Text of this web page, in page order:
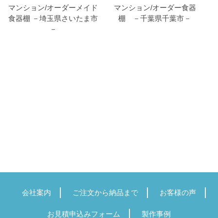
マンション/オーダーメイド
食器棚 －埼玉県さいたま市
－
マンション/オーダー食器
棚 －千葉県千葉市－
会社案内 ご注文から納品まで お客様の声
お見積申込みフォーム 製作事例